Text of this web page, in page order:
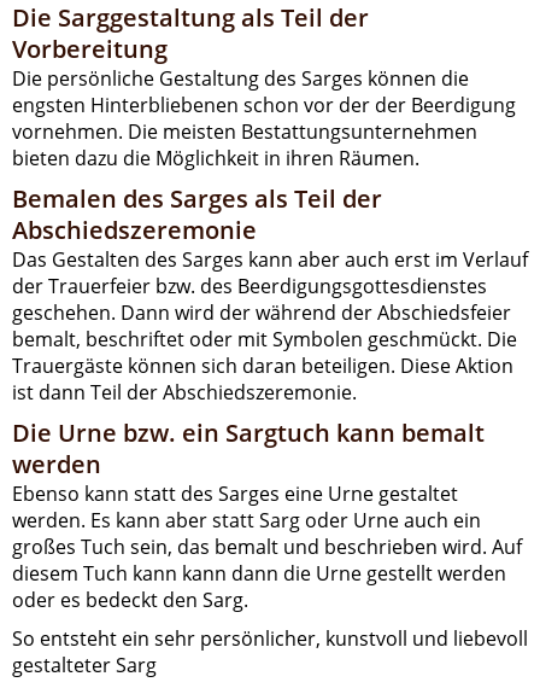
Die Sarggestaltung als Teil der
Vorbereitung
Die persönliche Gestaltung des Sarges können die
engsten Hinterbliebenen schon vor der der Beerdigung
vornehmen. Die meisten Bestattungsunternehmen
bieten dazu die Möglichkeit in ihren Räumen.
Bemalen des Sarges als Teil der
Abschiedszeremonie
Das Gestalten des Sarges kann aber auch erst im Verlauf
der Trauerfeier bzw. des Beerdigungsgottesdienstes
geschehen. Dann wird der während der Abschiedsfeier
bemalt, beschriftet oder mit Symbolen geschmückt. Die
Trauergäste können sich daran beteiligen. Diese Aktion
ist dann Teil der Abschiedszeremonie.
Die Urne bzw. ein Sargtuch kann bemalt
werden
Ebenso kann statt des Sarges eine Urne gestaltet
werden. Es kann aber statt Sarg oder Urne auch ein
großes Tuch sein, das bemalt und beschrieben wird. Auf
diesem Tuch kann kann dann die Urne gestellt werden
oder es bedeckt den Sarg.
So entsteht ein sehr persönlicher, kunstvoll und liebevoll
gestalteter Sarg